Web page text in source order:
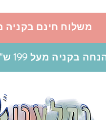
משלוח חינם בקניה מעל